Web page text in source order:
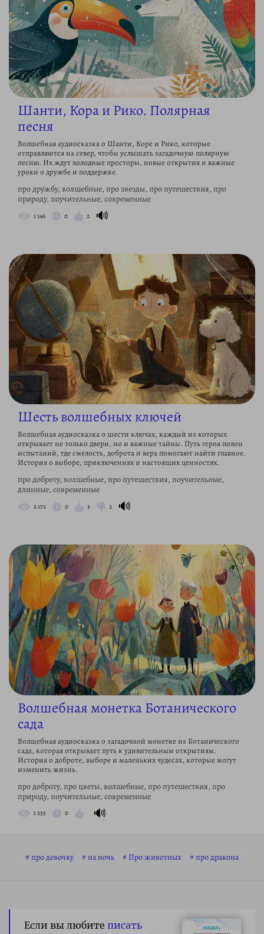
Шанти, Кора и Рико. Полярная
песня
Волшебная аудиосказка о Шанти, Коре и Рико, которые
отправляются на север, чтобы услышать загадочную полярную
песню. Их ждут холодные просторы, новые открытия и важные
уроки о дружбе и поддержке.
про дружбу, волшебные, про звезды, про путешествия, про
природу, поучительные, современные
1 146 0 2 🔊
Шесть волшебных ключей
Волшебная аудиосказка о шести ключах, каждый из которых
открывает не только двери, но и важные тайны. Путь героя полон
испытаний, где смелость, доброта и вера помогают найти главное.
История о выборе, приключениях и настоящих ценностях.
про доброту, волшебные, про путешествия, поучительные,
длинные, современные
2 172 0 3 2 🔊
Волшебная монетка Ботанического
сада
Волшебная аудиосказка о загадочной монетке из Ботанического
сада, которая открывает путь к удивительным открытиям.
История о доброте, выборе и маленьких чудесах, которые могут
изменить жизнь.
про доброту, про цветы, волшебные, про путешествия, про
природу, поучительные, современные
1 235 0 🔊
про девочку на ночь Про животных про дракона
Если вы любите писать